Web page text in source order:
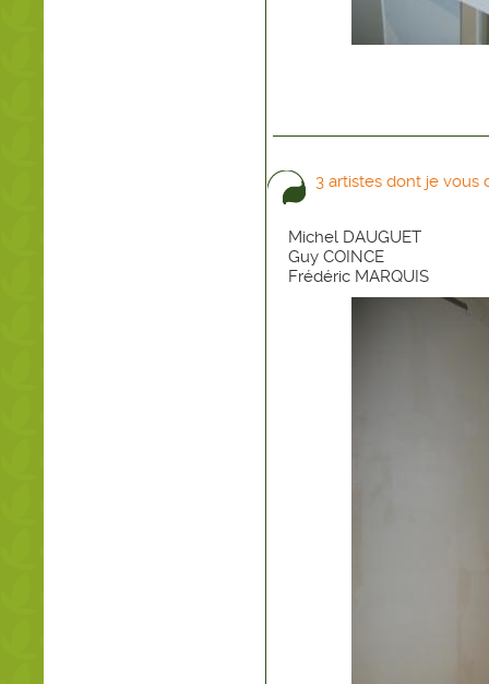
3 artistes dont je vous
Michel DAUGUET
Guy COINCE
Frédéric MARQUIS